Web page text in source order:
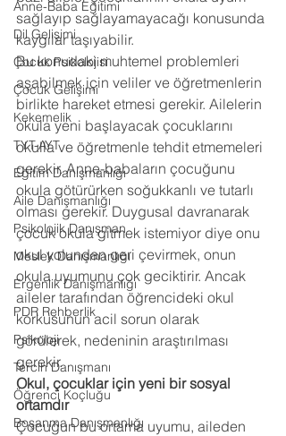
Anne-Baba Eğitimi
Dil Gelişimi
Çocuk Psikolojisi
Çocuk Gelişimi
Kekemelik
TYT-AYT
Eğitim Danışmanlığı
Aile Danışmanlığı
Psikolojik Danışman
Meslek Danışmanlığı
Ergenlik Danışmanlığı
PDR Rehberlik
Psikoloji
Tercih Danışmanı
Öğrenci Koçluğu
Boşanma Danışmanlığı
sağlayıp sağlayamayacağı konusunda
kaygılar taşıyabilir.
Bu konudaki muhtemel problemleri
aşabilmek için veliler ve öğretmenlerin
birlikte hareket etmesi gerekir. Ailelerin
okula yeni başlayacak çocuklarını
okulla ve öğretmenle tehdit etmemeleri
gerekir. Anne-babaların çocuğunu
okula götürürken soğukkanlı ve tutarlı
olması gerekir. Duygusal davranarak
çocuk okula gitmek istemiyor diye onu
okul yolundan geri çevirmek, onun
okula uyumunu çok geciktirir. Ancak
aileler tarafından öğrencideki okul
korkusunun acil sorun olarak
görülerek, nedeninin araştırılması
gerekir.
Okul, çocuklar için yeni bir sosyal
ortamdır
Çocuğun bu ortama uyumu, aileden